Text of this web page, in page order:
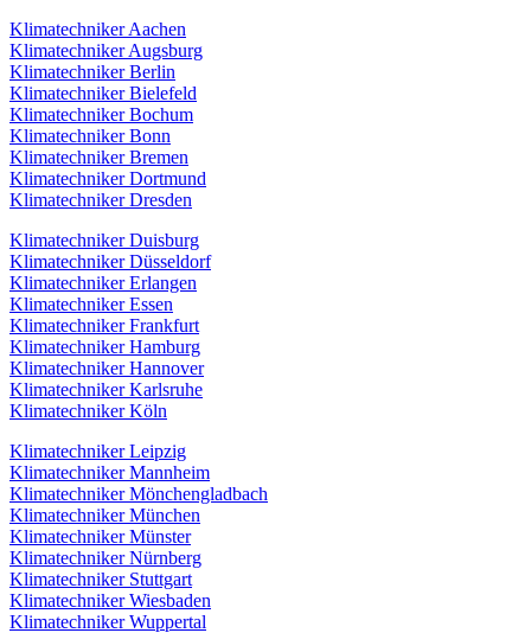
Klimatechniker Aachen
Klimatechniker Augsburg
Klimatechniker Berlin
Klimatechniker Bielefeld
Klimatechniker Bochum
Klimatechniker Bonn
Klimatechniker Bremen
Klimatechniker Dortmund
Klimatechniker Dresden
Klimatechniker Duisburg
Klimatechniker Düsseldorf
Klimatechniker Erlangen
Klimatechniker Essen
Klimatechniker Frankfurt
Klimatechniker Hamburg
Klimatechniker Hannover
Klimatechniker Karlsruhe
Klimatechniker Köln
Klimatechniker Leipzig
Klimatechniker Mannheim
Klimatechniker Mönchengladbach
Klimatechniker München
Klimatechniker Münster
Klimatechniker Nürnberg
Klimatechniker Stuttgart
Klimatechniker Wiesbaden
Klimatechniker Wuppertal